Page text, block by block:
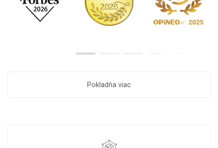
Pokladňa viac